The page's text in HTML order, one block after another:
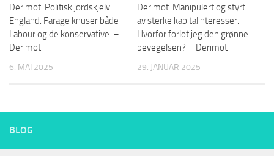
Derimot: Politisk jordskjelv i
England. Farage knuser både
Labour og de konservative. –
Derimot
6. MAI 2025
Derimot: Manipulert og styrt
av sterke kapitalinteresser.
Hvorfor forlot jeg den grønne
bevegelsen? – Derimot
29. JANUAR 2025
BLOG